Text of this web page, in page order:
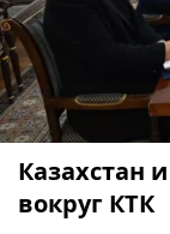
Казахстан
вокруг КТК